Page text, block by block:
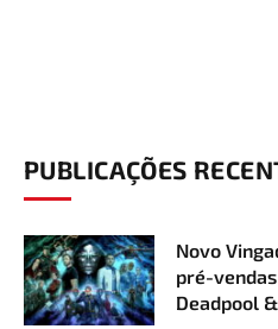
PUBLICAÇÕES
Novo
pré-
Deadpool